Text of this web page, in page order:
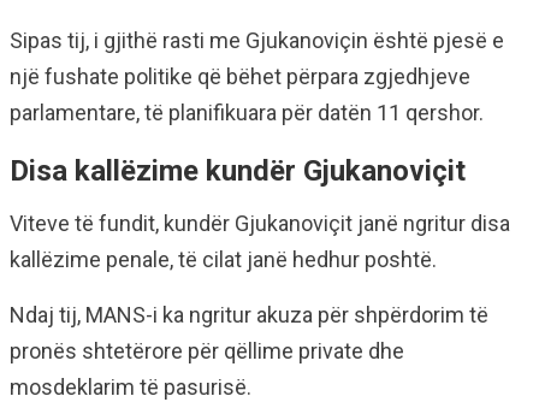
Sipas tij, i gjithë rasti me Gjukanoviçin është pjesë e
një fushate politike që bëhet përpara zgjedhjeve
parlamentare, të planifikuara për datën 11 qershor.
Disa kallëzime kundër Gjukanoviçit
Viteve të fundit, kundër Gjukanoviçit janë ngritur disa
kallëzime penale, të cilat janë hedhur poshtë.
Ndaj tij, MANS-i ka ngritur akuza për shpërdorim të
pronës shtetërore për qëllime private dhe
mosdeklarim të pasurisë.